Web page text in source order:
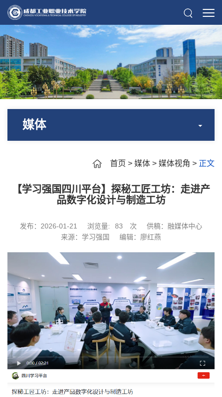
媒体
首页 > 媒体 > 媒体视角 > 正文
【学习强国四川平台】探秘工匠工坊：走进产
品数字化设计与制造工坊
发布：2026-01-21 浏览量: 83 次
供稿：融媒体中心
来源：学习强国
编辑：廖红燕